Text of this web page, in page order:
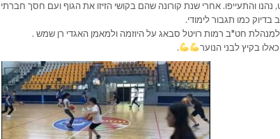
והתעייפו. אחרי שנת קורונה שהם בקושי הזיזו את הגוף ועם חסך חברתי
בדיוק כמו תגבור לימודי.
חט"ב רמות רויטל סבאג על היוזמה ולמאמן האגדי רן שמש .
כאלו בקיץ לבני הנוער
.